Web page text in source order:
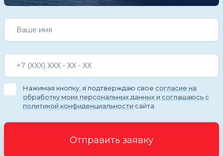
Нажимая кнопку, я подтверждаю свое согласие на
обработку моих персональных данных и соглашаюсь с
политикой конфиденциальности сайта
Отправить заявку